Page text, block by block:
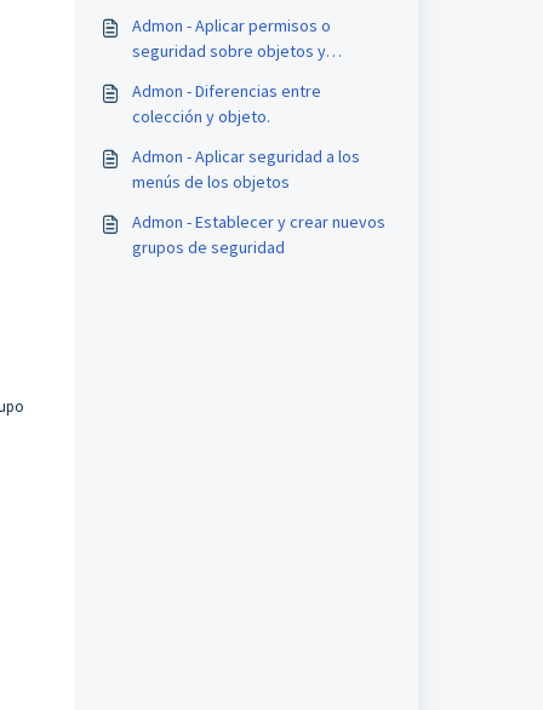
Admon - Aplicar permisos o
seguridad sobre objetos y
Admon - Diferencias entre
colección y objeto.
Admon - Aplicar seguridad a los
menús de los objetos
Admon - Establecer y crear nuevos
grupos de seguridad